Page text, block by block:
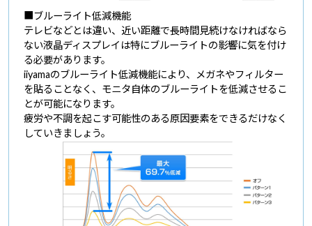
■ブルーライト低減機能
テレビなどとは違い、近い距離で長時間見続けなければなら
ない液晶ディスプレイは特にブルーライトの影響に気を付け
る必要があります。
iiyamaのブルーライト低減機能により、メガネやフィルター
を貼ることなく、モニタ自体のブルーライトを低減させるこ
とが可能になります。
疲労や不調を起こす可能性のある原因要素をできるだけなく
していきましょう。